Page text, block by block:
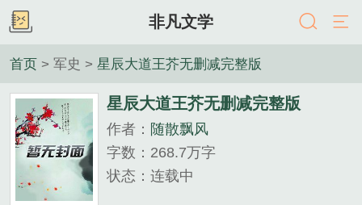
非凡文学
首页 > 军史 > 星辰大道王芥无删减完整版
星辰大道王芥无删减完整版
作者： 随散飘风
字数：268.7万字
状态：连载中